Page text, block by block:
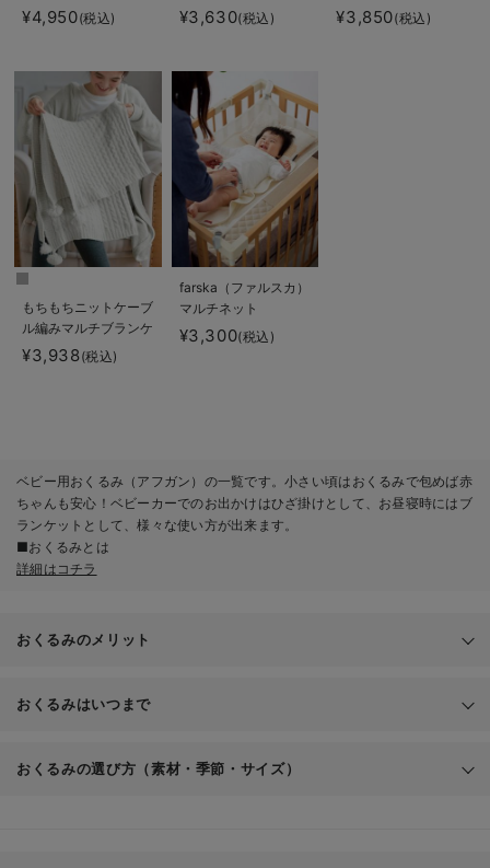
¥4,950(税込) ¥3,630(税込)
トル 2点ボックスギ
フトセット
¥3,850(税込)
もちもちニットケーブ
ル編みマルチブランケ
ット マタニティ・ベ
ビー・出産準備
¥3,938(税込)
farska（ファルスカ）
マルチネット
¥3,300(税込)
ベビー用おくるみ（アフガン）の一覧です。小さい頃はおくるみで包めば赤
ちゃんも安心！ベビーカーでのお出かけはひざ掛けとして、お昼寝時にはブ
ランケットとして、様々な使い方が出来ます。
■おくるみとは
詳細はコチラ
おくるみのメリット
おくるみはいつまで
おくるみの選び方（素材・季節・サイズ）